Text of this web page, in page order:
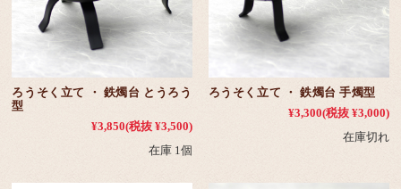
ろうそく立て ・ 鉄燭台 とうろう
型
¥3,850(税抜 ¥3,500)
在庫 1個
ろうそく立て ・ 鉄燭台 手燭型
¥3,300(税抜 ¥3,000)
在庫切れ